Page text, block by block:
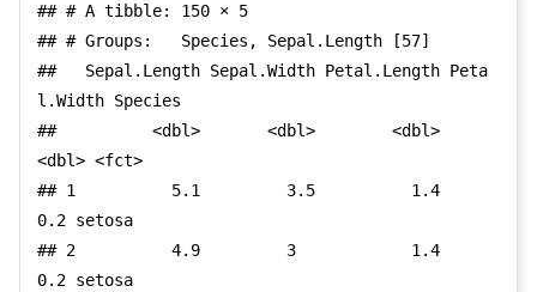
## # A tibble: 150 × 5
## # Groups:   Species, Sepal.Length [57]
##   Sepal.Length Sepal.Width Petal.Length Peta
l.Width Species
##          <dbl>       <dbl>        <dbl>
<dbl> <fct>
## 1          5.1         3.5          1.4
0.2 setosa
## 2          4.9         3            1.4
0.2 setosa